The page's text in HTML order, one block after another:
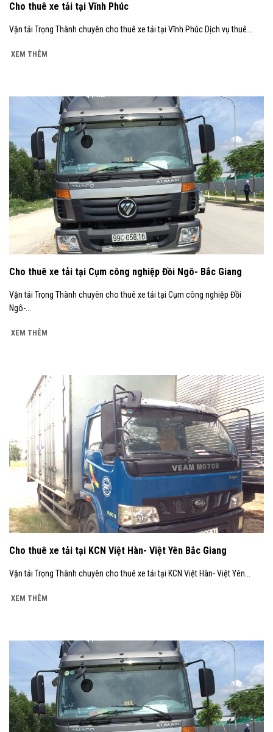
Cho thuê xe tải tại Vĩnh Phúc
Vận tải Trọng Thành chuyên cho thuê xe tải tại Vĩnh Phúc Dịch vụ thuê...
XEM THÊM
Cho thuê xe tải tại Cụm công nghiệp Đồi Ngô- Bắc Giang
Vận tải Trọng Thành chuyên cho thuê xe tải tại Cụm công nghiệp Đồi
Ngô-...
XEM THÊM
Cho thuê xe tải tại KCN Việt Hàn- Việt Yên Bắc Giang
Vận tải Trọng Thành chuyên cho thuê xe tải tại KCN Việt Hàn- Việt Yên...
XEM THÊM